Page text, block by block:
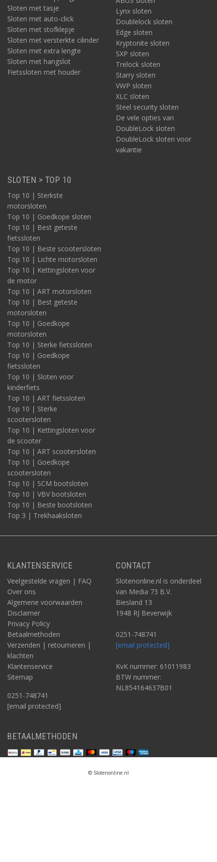
Sloten met tasje
Sloten met auto-click
Sloten met stofklepje
Sloten met versterkte cilinder
Sloten met extra lengte
Sloten met hangslot
Fietssloten met houder
Lynx sloten
Doublelock sloten
Edge sloten
Kryptonite sloten
SXP sloten
Trelock sloten
Starry sloten
VWP sloten
XLC sloten
Steel security sloten
De vele opties van
DoubleLock sloten
DoubleLock sloten voor
vakantie
SLOTEN > TOP 10
Top 10 | Sterkste
motorsloten
Top 10 | Goedkope sloten
Top 10 | Best geteste
fietssloten
Top 10 | Beste scootersloten
Top 10 | Lichte motorsloten
Top 10 | Kettingsloten voor
de motor
Top 10 | ART motorsloten
Top 10 | Best geteste
motorsloten
Top 10 | Goedkope
motorsloten
Top 10 | Sterke fietssloten
Top 10 | Goedkope
fietssloten
Top 10 | Sloten voor
kinderfiets
Top 10 | ART fietssloten
Top 10 | Sterke
scootersloten
Top 10 | Kettingsloten voor
de scooter
Top 10 | ART scootersloten
Top 10 | Goedkope
scootersloten
Top 10 | SCM bootsloten
Top 10 | VBV bootsloten
Top 10 | Beste bootsloten
Top 3 | Trekhaaksloten
KLANTENSERVICE
Veelgestelde vragen | FAQ
Over ons
Algemene voorwaarden
Disclaimer
Privacy Policy
Betaalmethoden
Verzenden | retourneren |
klachten
Klantenservice
Sitemap
0251-748741
[email protected]
CONTACT
Slotenonline.nl is onderdeel
van Media 73 B.V.
Biesland 13
1948 RJ Beverwijk
0251-748741
[email protected]
KvK nummer: 61011983
BTW nummer:
NL854164637B01
BETAALMETHODEN
© Slotenonline.nl